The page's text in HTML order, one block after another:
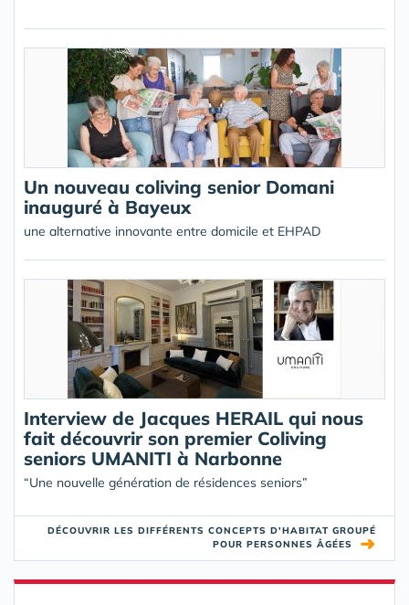
Un nouveau coliving senior Domani
inauguré à Bayeux
une alternative innovante entre domicile et EHPAD
Interview de Jacques HERAIL qui nous
fait découvrir son premier Coliving
seniors UMANITI à Narbonne
“Une nouvelle génération de résidences seniors”
DÉCOUVRIR LES DIFFÉRENTS CONCEPTS D'HABITAT GROUPÉ
POUR PERSONNES ÂGÉES
➜